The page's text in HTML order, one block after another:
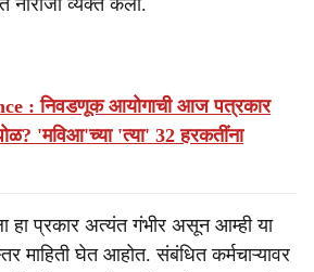
नाराजी व्यक्त केली.
: निवडणूक आयोगाची आज पत्रकार
'मविआ'च्या 'त्या' 32 हरकतींना
प्रकार अत्यंत गंभीर असून आम्ही या
माहिती घेत आहोत. संबंधित कर्मचाऱ्यावर